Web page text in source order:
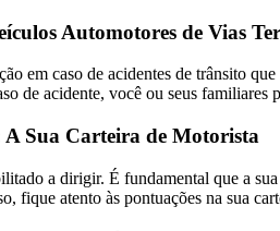
Automotores de Vias
em caso de acidentes de trânsito
de acidente, você ou seus
Sua Carteira de Motorista
a dirigir. É fundamental que a
fique atento às pontuações na sua